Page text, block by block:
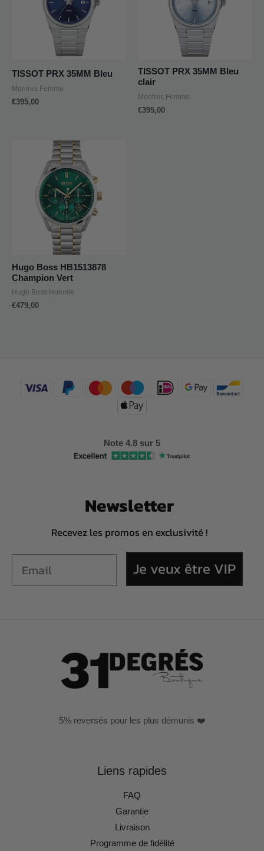
TISSOT PRX 35MM Bleu
Montres Femme
€395,00
TISSOT PRX 35MM Bleu
clair
Montres Femme
€395,00
Hugo Boss HB1513878
Champion Vert
Hugo Boss Homme
€479,00
Note 4.8 sur 5
Newsletter
Recevez les promos en exclusivité !
Je veux être VIP
5% reversés pour les plus démunis ❤️
Liens rapides
FAQ
Garantie
Livraison
Programme de fidélité